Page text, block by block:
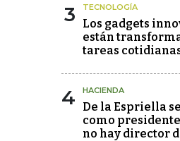
3 TECNOLOGÍA
Los gadgets
están
tareas
4 HACIENDA
De la Espriella
como
no hay director